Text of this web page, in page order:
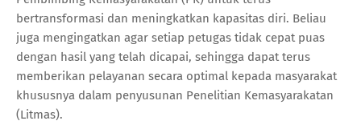
bertransformasi dan meningkatkan kapasitas diri. Beliau
juga mengingatkan agar setiap petugas tidak cepat puas
dengan hasil yang telah dicapai, sehingga dapat terus
memberikan pelayanan secara optimal kepada masyarakat
khususnya dalam penyusunan Penelitian Kemasyarakatan
(Litmas).